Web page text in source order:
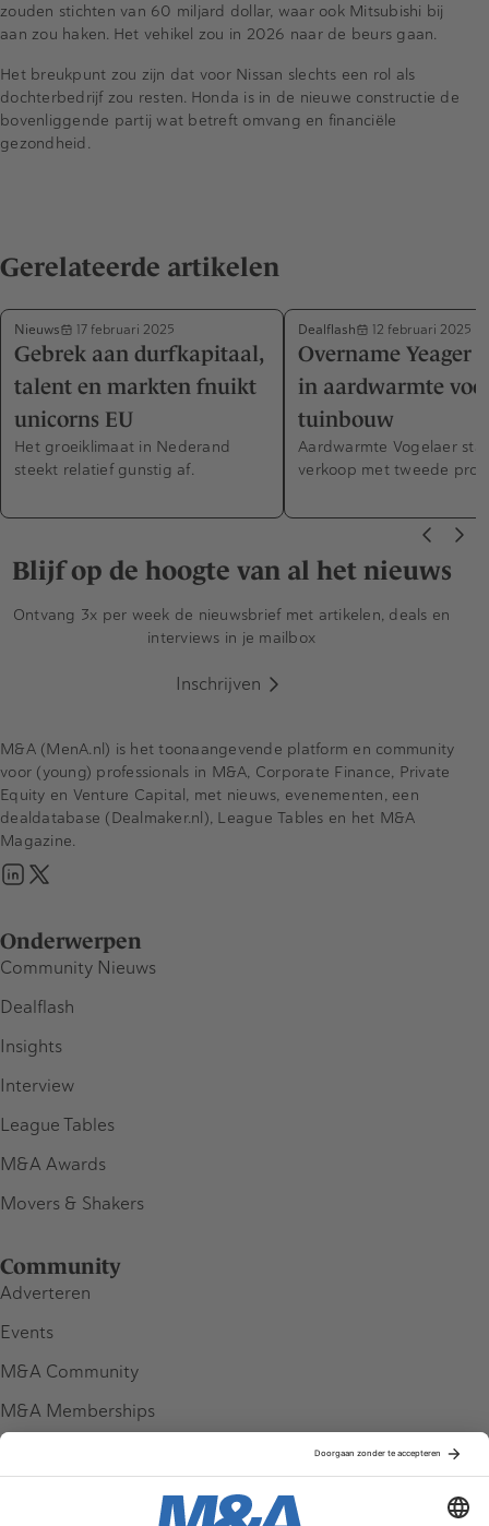
zouden stichten van 60 miljard dollar, waar ook Mitsubishi bij
aan zou haken. Het vehikel zou in 2026 naar de beurs gaan.
Het breukpunt zou zijn dat voor Nissan slechts een rol als
dochterbedrijf zou resten. Honda is in de nieuwe constructie de
bovenliggende partij wat betreft omvang en financiële
gezondheid.
Gerelateerde artikelen
Nieuws 17 februari 2025
Gebrek aan durfkapitaal,
talent en markten fnuikt
unicorns EU
Het groeiklimaat in Nederand
steekt relatief gunstig af.
Dealflash 12 februari 2025
Overname Yeager
in aardwarmte
tuinbouw
Aardwarmte Vogelaer
verkoop met tweede
Blijf op de hoogte van al het nieuws
Ontvang 3x per week de nieuwsbrief met artikelen, deals en
interviews in je mailbox
Inschrijven
Onderwerpen
Community Nieuws
Dealflash
Insights
Interview
League Tables
M&A Awards
Movers & Shakers
Community
Adverteren
Events
M&A Community
M&A Memberships
M&A (MenA.nl) is het toonaangevende platform en community
voor (young) professionals in M&A, Corporate Finance, Private
Equity en Venture Capital, met nieuws, evenementen, een
dealdatabase (Dealmaker.nl), League Tables en het M&A
Magazine.